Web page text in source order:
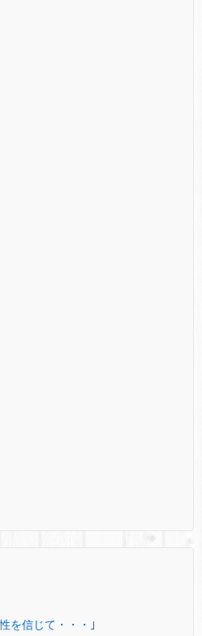
を信じて・・・｣